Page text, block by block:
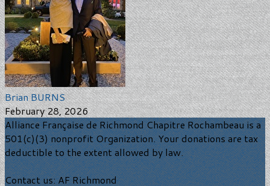
Brian BURNS
February 28, 2026
Alliance Française de Richmond Chapitre Rochambeau is a
501(c)(3) nonprofit Organization. Your donations are tax
deductible to the extent allowed by law.
Contact us: AF Richmond